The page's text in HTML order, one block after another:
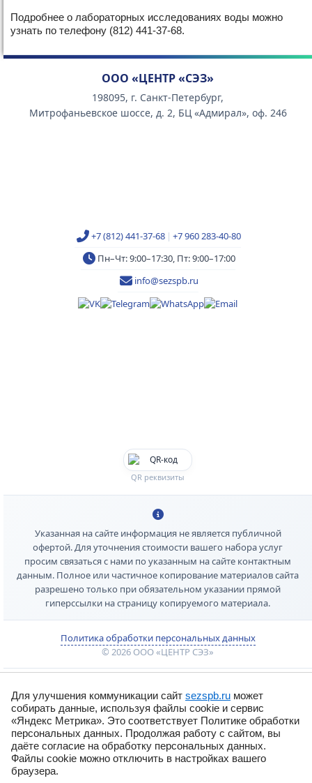
Подробнее о лабораторных исследованиях воды можно
узнать по телефону (812) 441-37-68.
ООО «ЦЕНТР «СЭЗ»
198095, г. Санкт-Петербург,
Митрофаньевское шоссе, д. 2, БЦ «Адмирал», оф. 246
+7 (812) 441-37-68 | +7 960 283-40-80
Пн–Чт: 9:00–17:30, Пт: 9:00–17:00
info@sezspb.ru
QR реквизиты
Указанная на сайте информация не является публичной
офертой. Для уточнения стоимости вашего набора услуг
просим связаться с нами по указанным на сайте контактным
данным. Полное или частичное копирование материалов сайта
разрешено только при обязательном указании прямой
гиперссылки на страницу копируемого материала.
Политика обработки персональных данных
© 2026 ООО «ЦЕНТР СЭЗ»
Для улучшения коммуникации сайт sezspb.ru может
собирать данные, используя файлы cookie и сервис
«Яндекс Метрика». Это соответствует Политике обработки
персональных данных. Продолжая работу с сайтом, вы
даёте согласие на обработку персональных данных.
Файлы cookie можно отключить в настройках вашего
браузера.